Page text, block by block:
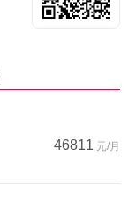
46811 元/月